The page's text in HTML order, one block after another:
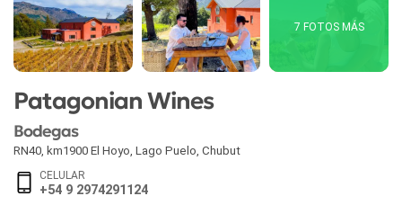
7 FOTOS MÁS
Patagonian Wines
Bodegas
RN40, km1900 El Hoyo Lago Puelo Chubut
CELULAR
+54 9 2974291124